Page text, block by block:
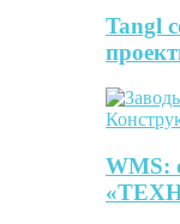
Tangl
WMS: